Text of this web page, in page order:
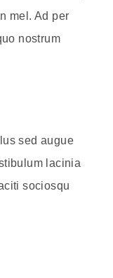
mel. Ad per
nostrum
sed augue
lacinia
sociosqu